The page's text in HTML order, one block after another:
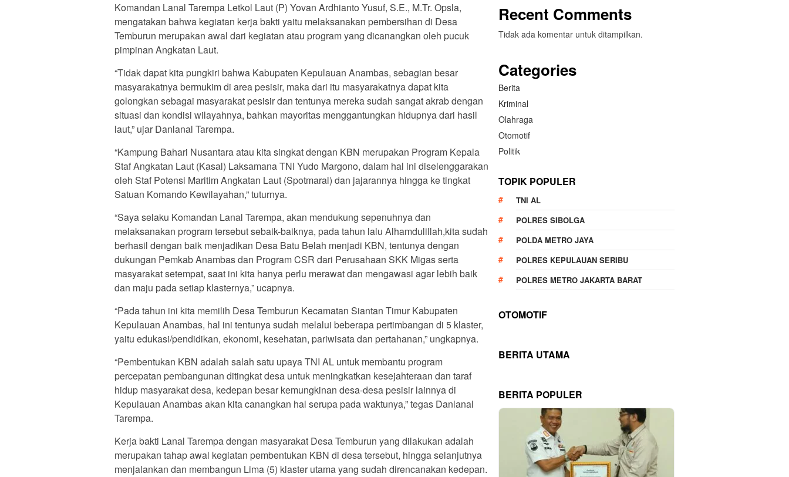
Komandan Lanal Tarempa Letkol Laut (P) Yovan Ardhianto Yusuf, S.E., M.Tr. Opsla,
mengatakan bahwa kegiatan kerja bakti yaitu melaksanakan pembersihan di Desa
Temburun merupakan awal dari kegiatan atau program yang dicanangkan oleh pucuk
pimpinan Angkatan Laut.
“Tidak dapat kita pungkiri bahwa Kabupaten Kepulauan Anambas, sebagian besar
masyarakatnya bermukim di area pesisir, maka dari itu masyarakatnya dapat kita
golongkan sebagai masyarakat pesisir dan tentunya mereka sudah sangat akrab dengan
situasi dan kondisi wilayahnya, bahkan mayoritas menggantungkan hidupnya dari hasil
laut,” ujar Danlanal Tarempa.
“Kampung Bahari Nusantara atau kita singkat dengan KBN merupakan Program Kepala
Staf Angkatan Laut (Kasal) Laksamana TNI Yudo Margono, dalam hal ini diselenggarakan
oleh Staf Potensi Maritim Angkatan Laut (Spotmaral) dan jajarannya hingga ke tingkat
Satuan Komando Kewilayahan,” tuturnya.
“Saya selaku Komandan Lanal Tarempa, akan mendukung sepenuhnya dan
melaksanakan program tersebut sebaik-baiknya, pada tahun lalu Alhamdulillah,kita sudah
berhasil dengan baik menjadikan Desa Batu Belah menjadi KBN, tentunya dengan
dukungan Pemkab Anambas dan Program CSR dari Perusahaan SKK Migas serta
masyarakat setempat, saat ini kita hanya perlu merawat dan mengawasi agar lebih baik
dan maju pada setiap klasternya,” ucapnya.
“Pada tahun ini kita memilih Desa Temburun Kecamatan Siantan Timur Kabupaten
Kepulauan Anambas, hal ini tentunya sudah melalui beberapa pertimbangan di 5 klaster,
yaitu edukasi/pendidikan, ekonomi, kesehatan, pariwisata dan pertahanan,” ungkapnya.
“Pembentukan KBN adalah salah satu upaya TNI AL untuk membantu program
percepatan pembangunan ditingkat desa untuk meningkatkan kesejahteraan dan taraf
hidup masyarakat desa, kedepan besar kemungkinan desa-desa pesisir lainnya di
Kepulauan Anambas akan kita canangkan hal serupa pada waktunya,” tegas Danlanal
Tarempa.
Kerja bakti Lanal Tarempa dengan masyarakat Desa Temburun yang dilakukan adalah
merupakan tahap awal kegiatan pembentukan KBN di desa tersebut, hingga selanjutnya
menjalankan dan membangun Lima (5) klaster utama yang sudah direncanakan kedepan.
Recent Comments
Tidak ada komentar untuk ditampilkan.
Categories
Berita
Kriminal
Olahraga
Otomotif
Politik
TOPIK POPULER
TNI AL
POLRES SIBOLGA
POLDA METRO JAYA
POLRES KEPULAUAN SERIBU
POLRES METRO JAKARTA BARAT
OTOMOTIF
BERITA UTAMA
BERITA POPULER